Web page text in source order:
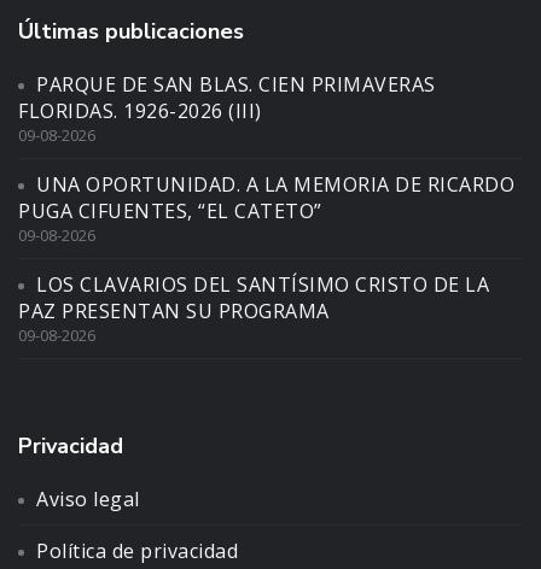
Últimas publicaciones
PARQUE DE SAN BLAS. CIEN PRIMAVERAS
FLORIDAS. 1926-2026 (III)
09-08-2026
UNA OPORTUNIDAD. A LA MEMORIA DE RICARDO
PUGA CIFUENTES, “EL CATETO”
09-08-2026
LOS CLAVARIOS DEL SANTÍSIMO CRISTO DE LA
PAZ PRESENTAN SU PROGRAMA
09-08-2026
Privacidad
Aviso legal
Política de privacidad